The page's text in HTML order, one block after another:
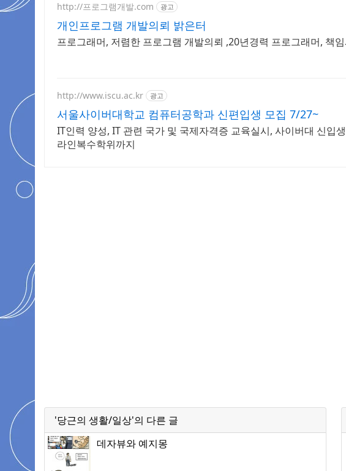
http://프로그램개발.com 광고
개인프로그램 개발의뢰 밝은터
프로그래머, 저렴한 프로그램 개발의뢰 ,20년경력 프로그래머, 책
http://www.iscu.ac.kr 광고
서울사이버대학교 컴퓨터공학과 신편입생 모집 7/27~
IT인력 양성, IT 관련 국가 및 국제자격증 교육실시, 사이버대 신입
라인복수학위까지
'당근의 생활/일상'의 다른 글
데자뷰와 예지몽